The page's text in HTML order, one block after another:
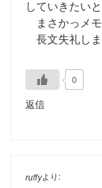
していきたい
まさかっメ
長文失礼しま
0
返信
ruffyより: